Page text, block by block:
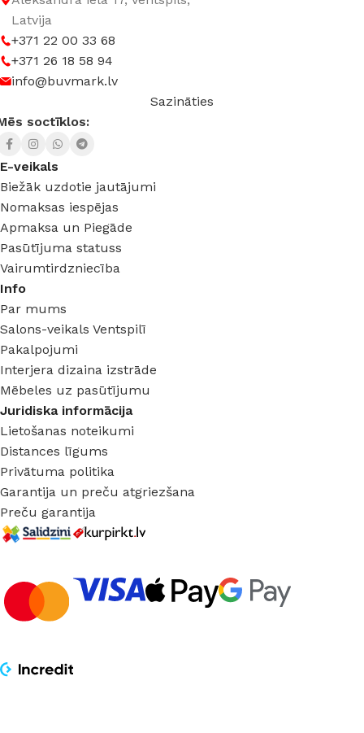
Latvija
+371 22 00 33 68
+371 26 18 58 94
info@buvmark.lv
Sazināties
soctīklos:
E-veikals
Biežāk uzdotie jautājumi
Nomaksas iespējas
Apmaksa un Piegāde
Pasūtījuma statuss
Vairumtirdzniecība
Info
Par mums
Salons-veikals Ventspilī
Pakalpojumi
Interjera dizaina izstrāde
Mēbeles uz pasūtījumu
Juridiska informācija
Lietošanas noteikumi
Distances līgums
Privātuma politika
Garantija un preču atgriezšana
Preču garantija